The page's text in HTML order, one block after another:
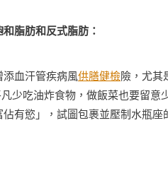
脂肪和反式脂肪：
血汗管疾病風供膳健檢險，尤其
少吃油炸食物，做飯菜也要留
有慾」，試圖包裹並壓制水瓶